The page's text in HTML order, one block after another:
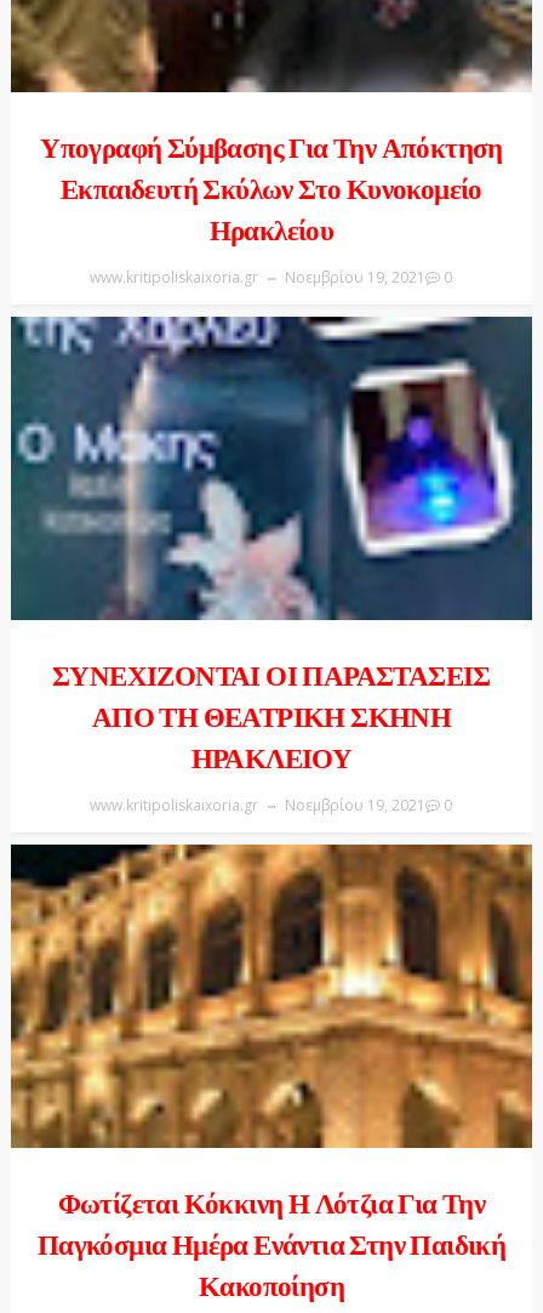
Υπογραφή Σύμβασης Για Την Απόκτηση
Εκπαιδευτή Σκύλων Στο Κυνοκομείο
Ηρακλείου
www.kritipoliskaixoria.gr Νοεμβρίου 19, 2021 0
ΣΥΝΕΧΙΖΟΝΤΑΙ ΟΙ ΠΑΡΑΣΤΑΣΕΙΣ
ΑΠΟ ΤΗ ΘΕΑΤΡΙΚΗ ΣΚΗΝΗ
ΗΡΑΚΛΕΙΟΥ
www.kritipoliskaixoria.gr Νοεμβρίου 19, 2021 0
Φωτίζεται Κόκκινη Η Λότζια Για Την
Παγκόσμια Ημέρα Ενάντια Στην Παιδική
Κακοποίηση